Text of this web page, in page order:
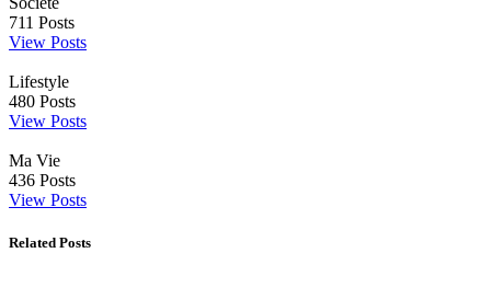
711 Posts
View Posts
Lifestyle
480 Posts
View Posts
Ma Vie
436 Posts
View Posts
Related Posts